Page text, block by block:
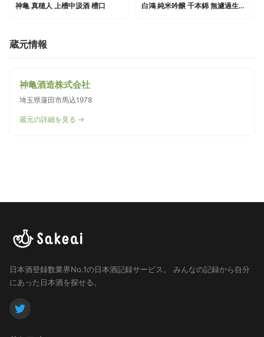
神亀 真穂人 上槽中汲酒 槽口 白鴻 純米吟醸 千本錦 無濾過生原酒
蔵元情報
神亀酒造株式会社
埼玉県蓮田市馬込1978
蔵元の詳細を見る →
日本酒登録数業界No.1の日本酒記録サービス。
みんなの記録から自分
にあった日本酒を探せる。